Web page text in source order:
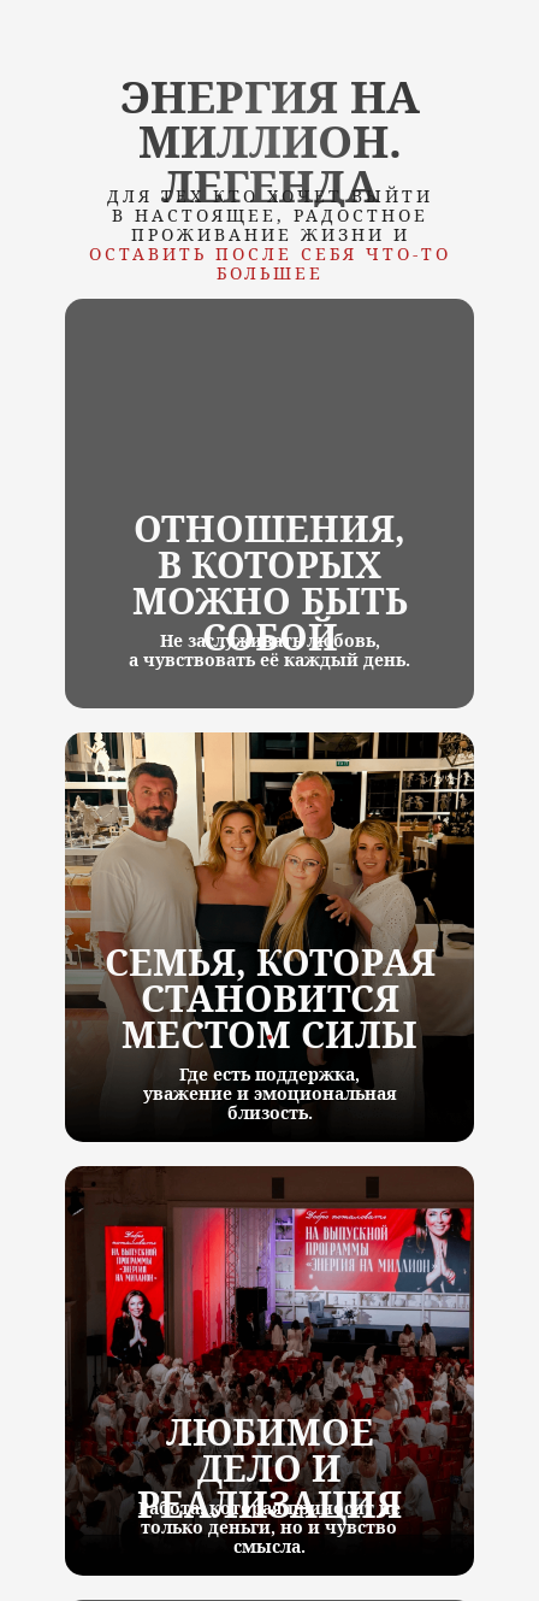
ДЛЯ ТЕХ КТО ХОЧЕТ ВЫЙТИ
В НАСТОЯЩЕЕ, РАДОСТНОЕ
ПРОЖИВАНИЕ ЖИЗНИ И
ОСТАВИТЬ ПОСЛЕ СЕБЯ ЧТО-ТО
БОЛЬШЕЕ
ОТНОШЕНИЯ,
В КОТОРЫХ
МОЖНО БЫТЬ
СОБОЙ
Не заслуживать любовь,
а чувствовать её каждый день.
СЕМЬЯ, КОТОРАЯ
СТАНОВИТСЯ
МЕСТОМ СИЛЫ
Где есть поддержка,
уважение и эмоциональная
близость.
ЛЮБИМОЕ
ДЕЛО И
РЕАЛИЗАЦИЯ
Работа, которая приносит не
только деньги, но и чувство
смысла.
ЭНЕРГИЯ НА
МИЛЛИОН.
ЛЕГЕНДА